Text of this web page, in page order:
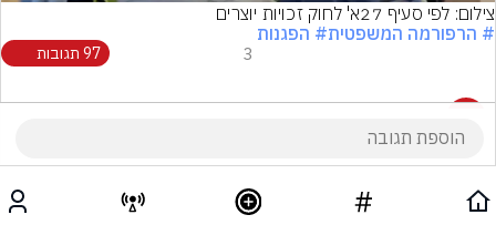
צילום: לפי סעיף 27א' לחוק זכויות יוצרים
# הרפורמה המשפטית# הפגנות
3 97 תגובות